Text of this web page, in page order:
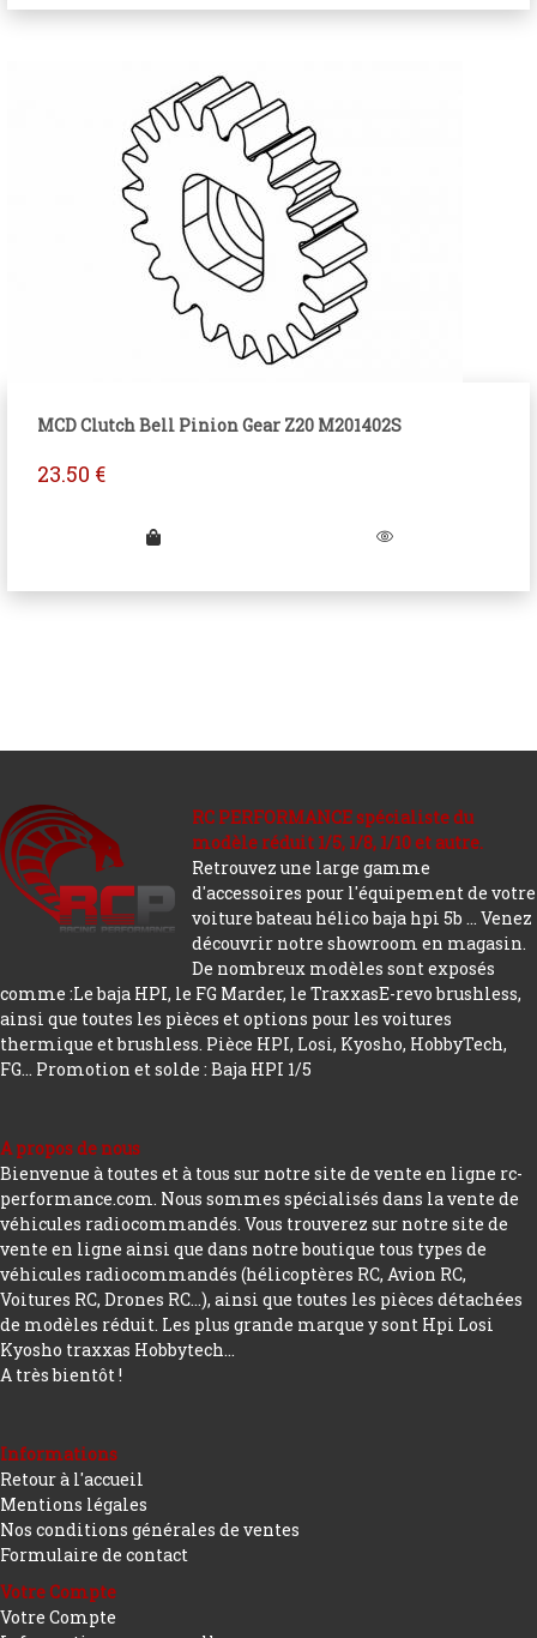
MCD Clutch Bell Pinion Gear Z20 M201402S
23.50 €
RC PERFORMANCE spécialiste du
modèle réduit 1/5, 1/8, 1/10 et autre.
Retrouvez une large gamme
d'accessoires pour l'équipement de votre
voiture bateau hélico baja hpi 5b ... Venez
découvrir notre showroom en magasin.
De nombreux modèles sont exposés
comme :Le baja HPI, le FG Marder, le TraxxasE-revo brushless,
ainsi que toutes les pièces et options pour les voitures
thermique et brushless. Pièce HPI, Losi, Kyosho, HobbyTech,
FG... Promotion et solde : Baja HPI 1/5
A propos de nous
Bienvenue à toutes et à tous sur notre site de vente en ligne rc-
performance.com. Nous sommes spécialisés dans la vente de
véhicules radiocommandés. Vous trouverez sur notre site de
vente en ligne ainsi que dans notre boutique tous types de
véhicules radiocommandés (hélicoptères RC, Avion RC,
Voitures RC, Drones RC…), ainsi que toutes les pièces détachées
de modèles réduit. Les plus grande marque y sont Hpi Losi
Kyosho traxxas Hobbytech...
A très bientôt !
Informations
Retour à l'accueil
Mentions légales
Nos conditions générales de ventes
Formulaire de contact
Votre Compte
Votre Compte